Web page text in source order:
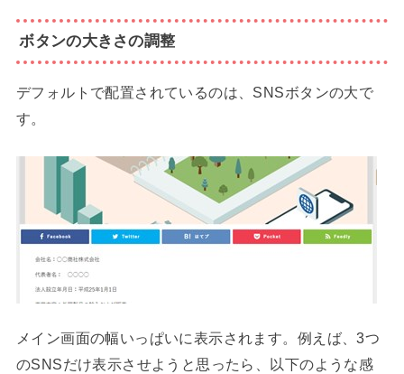
ボタンの大きさの調整
デフォルトで配置されているのは、SNSボタンの大で
す。
メイン画面の幅いっぱいに表示されます。例えば、3つ
のSNSだけ表示させようと思ったら、以下のような感